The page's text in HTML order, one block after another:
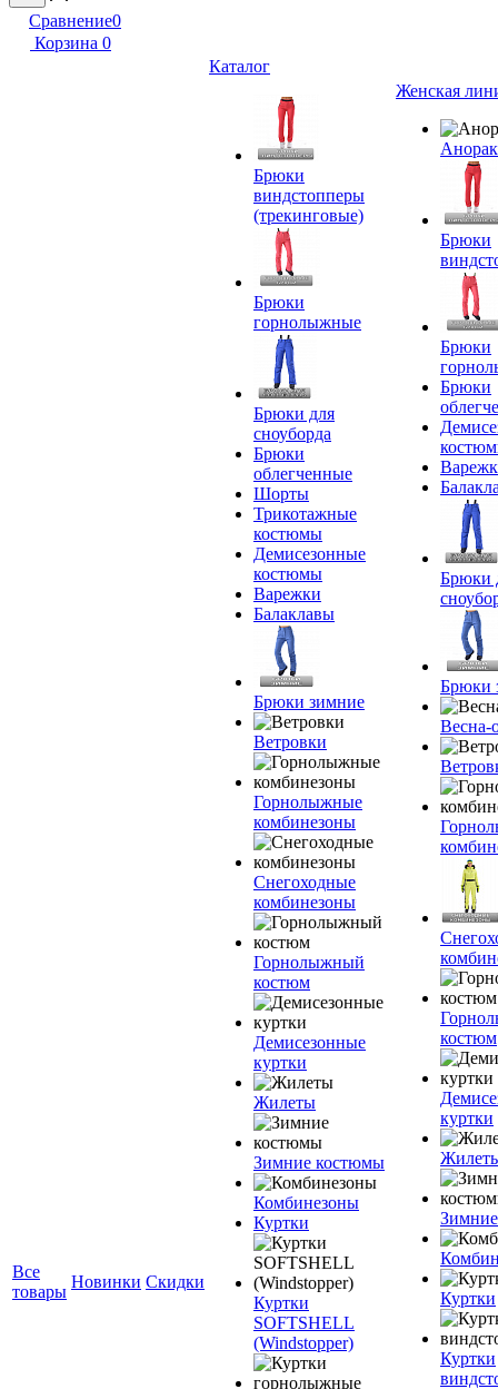
Сравнение0
Корзина 0
Все
товары
Новинки Скидки
Каталог
Брюки
виндстопперы
(трекинговые)
Брюки
горнолыжные
Брюки для
сноуборда
Брюки
облегченные
Шорты
Трикотажные
костюмы
Демисезонные
костюмы
Варежки
Балаклавы
Брюки зимние
Ветровки
Горнолыжные
комбинезоны
Снегоходные
комбинезоны
Горнолыжный
костюм
Демисезонные
куртки
Жилеты
Зимние костюмы
Комбинезоны
Куртки
Куртки
SOFTSHELL
(Windstopper)
Женская
Брюки
Брюки
Брюки
Брюки
Брюки
Весна-
костюм
куртки
Куртки
Куртки